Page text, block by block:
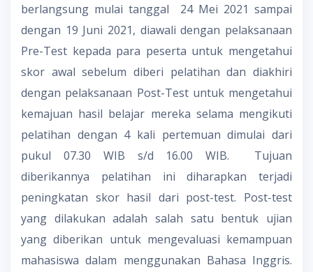
berlangsung mulai tanggal 24 Mei 2021 sampai
dengan 19 Juni 2021, diawali dengan pelaksanaan
Pre-Test kepada para peserta untuk mengetahui
skor awal sebelum diberi pelatihan dan diakhiri
dengan pelaksanaan Post-Test untuk mengetahui
kemajuan hasil belajar mereka selama mengikuti
pelatihan dengan 4 kali pertemuan dimulai dari
pukul 07.30 WIB s/d 16.00 WIB. Tujuan
diberikannya pelatihan ini diharapkan terjadi
peningkatan skor hasil dari post-test. Post-test
yang dilakukan adalah salah satu bentuk ujian
yang diberikan untuk mengevaluasi kemampuan
mahasiswa dalam menggunakan Bahasa Inggris.